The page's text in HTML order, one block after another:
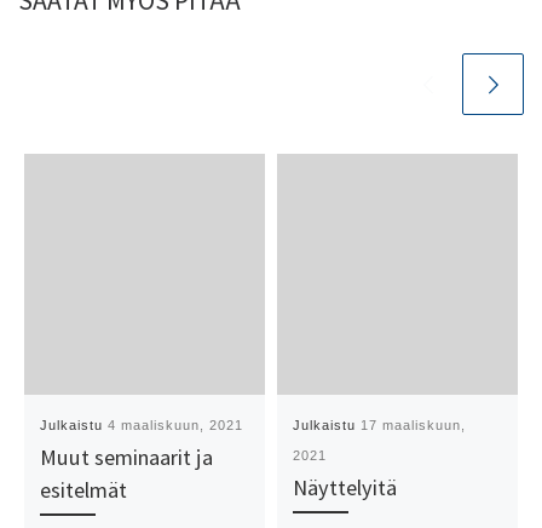
Julkaistu4 maaliskuun, 2021
Muut seminaarit ja
esitelmät
Julkaistu 17 maaliskuun,
2021
Näyttelyitä